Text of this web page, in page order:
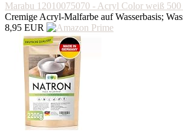
Marabu 12010075070 - Acryl Color weiß
Cremige Acryl-Malfarbe auf Wasserbasis;
8,95 EUR